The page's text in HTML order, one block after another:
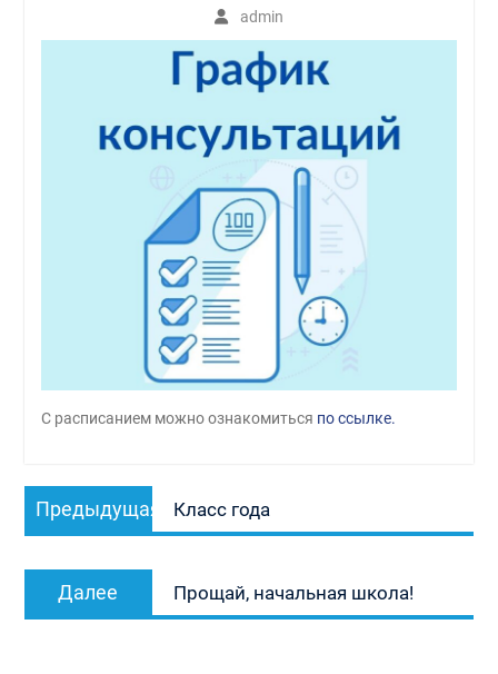
admin
С расписанием можно ознакомиться по ссылке.
Навигация
по
Предыдущая
запись:
Класс года
Далее
запись:
Прощай, начальная школа!